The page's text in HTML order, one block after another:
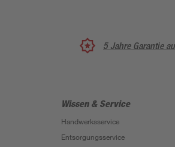
5 Jahre Garantie
Wissen & Service
Handwerksservice
Entsorgungsservice